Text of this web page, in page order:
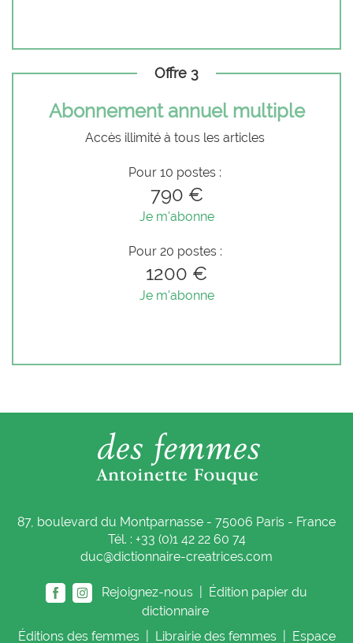
Offre 3
Abonnement annuel multiple
Accès illimité à tous les articles
Pour 10 postes :
790 €
Je m'abonne
Pour 20 postes :
1200 €
Je m'abonne
87, boulevard du Montparnasse - 75006 Paris - France
Tél. : +33 (0)1 42 22 60 74
duc@dictionnaire-creatrices.com
Rejoignez-nous |
Édition papier du
dictionnaire
Éditions des femmes Librairie des femmes Espace